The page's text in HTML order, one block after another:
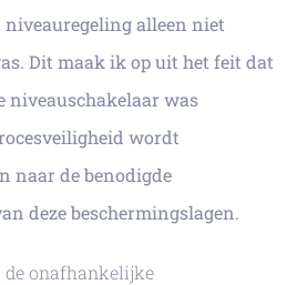
alleen niet
Dit maak ik op uit het feit dat
niveauschakelaar was
wordt
naar de benodigde
deze beschermingslagen.
de onafhankelijke